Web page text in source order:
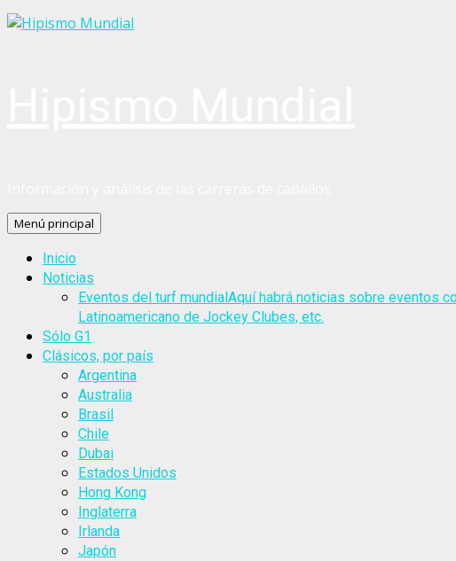
Menú principal
Inicio
Noticias
Eventos del turf mundialAquí habrá noticias sobre eventos
Latinoamericano de Jockey Clubes, etc.
Sólo G1
Clásicos, por país
Argentina
Australia
Brasil
Chile
Dubai
Estados Unidos
Hong Kong
Inglaterra
Irlanda
Japón